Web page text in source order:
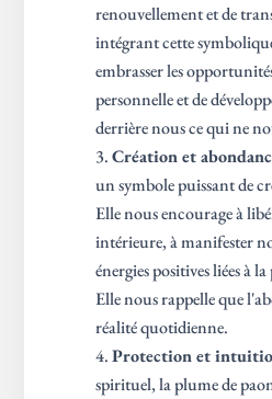
renouvellement et de
intégrant cette
embrasser les
personnelle et de
derrière nous ce qui ne
Création et
un symbole puissant de
Elle nous encourage à
intérieure, à manifester
énergies positives liées à
Elle nous rappelle que
réalité quotidienne.
Protection et
spirituel, la plume de